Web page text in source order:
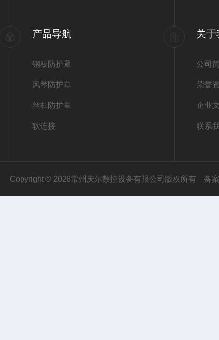
产品导航
钢板防护罩
风琴防护罩
丝杠防护罩
软连接
关于
公司
荣誉
企业
联系
Copyright © 2026常州庆尔数控设备有限公司版权所有 备